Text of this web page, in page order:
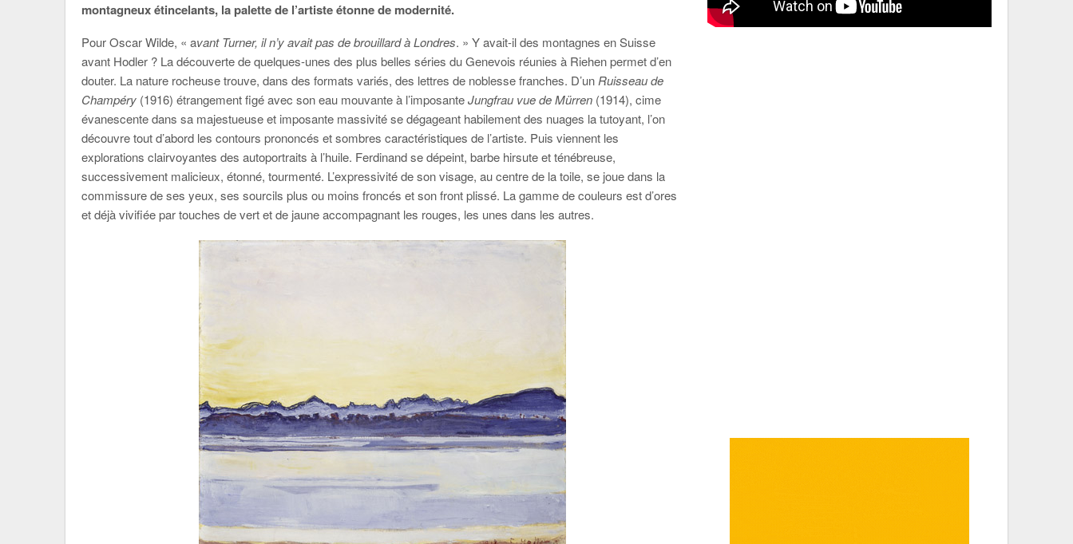
montagneux étincelants, la palette de l’artiste étonne de modernité.
Pour Oscar Wilde, « avant Turner, il n’y avait pas de brouillard à Londres. » Y avait-il des montagnes en Suisse
avant Hodler ? La découverte de quelques-unes des plus belles séries du Genevois réunies à Riehen permet d’en
douter. La nature rocheuse trouve, dans des formats variés, des lettres de noblesse franches. D’un Ruisseau de
Champéry (1916) étrangement figé avec son eau mouvante à l’imposanteJungfrau vue de Mürren (1914), cime
évanescente dans sa majestueuse et imposante massivité se dégageant habilement des nuages la tutoyant, l’on
découvre tout d’abord les contours prononcés et sombres caractéristiques de l’artiste. Puis viennent les
explorations clairvoyantes des autoportraits à l’huile. Ferdinand se dépeint, barbe hirsute et ténébreuse,
successivement malicieux, étonné, tourmenté. L’expressivité de son visage, au centre de la toile, se joue dans la
commissure de ses yeux, ses sourcils plus ou moins froncés et son front plissé. La gamme de couleurs est d’ores
et déjà vivifiée par touches de vert et de jaune accompagnant les rouges, les unes dans les autres.